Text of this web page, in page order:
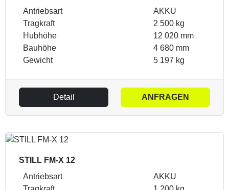
Antriebsart
AKKU
Tragkraft
2 500 kg
Hubhöhe
12 020 mm
Bauhöhe
4 680 mm
Gewicht
5 197 kg
Detail ANFRAGEN
STILL FM-X 12
Antriebsart
AKKU